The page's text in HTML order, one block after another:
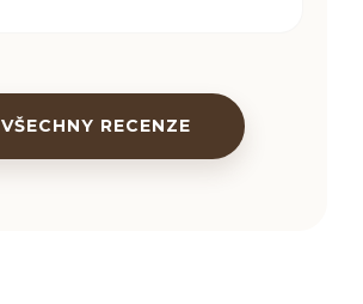
VŠECHNY RECENZE